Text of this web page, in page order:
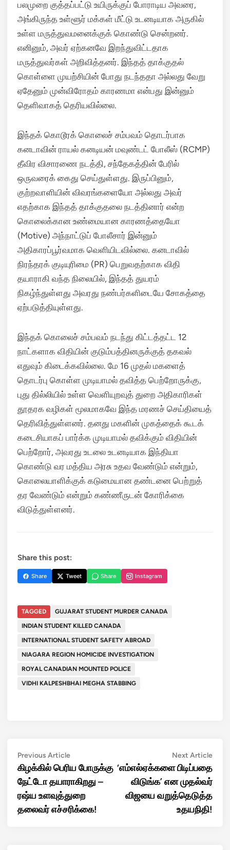
பலமுறை குத்தப்பட்டு உயிருக்குப் போராடிய அவரை,
அங்கிருந்த உள்ளூர் மக்கள் மீட்டு உடனடியாக அருகில்
உள்ள மருத்துவமனைக்குக் கொண்டு சென்றனர்.
எனினும், அவர் ஏற்கனவே இறந்துவிட்டதாக
மருத்துவர்கள் அறிவித்தனர். இந்தத் தாக்குதல்
கொள்ளை முயற்சியின் போது நடந்ததா அல்லது வேறு
ஏதேனும் முன்விரோதம் காரணமா என்பது இன்னும்
தெளிவாகத் தெரியவில்லை.
இந்தக் கொடூரக் கொலைச் சம்பவம் தொடர்பாக
கனடாவின் ராயல் கனடியன் மவுண்டட் போலீஸ் (RCMP)
தீவிர விசாரணை நடத்தி, சந்தேகத்தின் பேரில்
ஒருவரைக் கைது செய்துள்ளது. இருப்பினும்,
குற்றவாளியின் விவரங்களையோ அல்லது அவர்
எதற்காக இந்தத் தாக்குதலை நடத்தினார் என்ற
கொலைக்கான உண்மையான காரணத்தையோ
(Motive) அந்நாட்டுப் போலீசார் இன்னும்
அதிகாரப்பூர்வமாக வெளியிடவில்லை. கனடாவில்
நிரந்தரக் குடியுரிமை (PR) பெறுவதற்காக விதி
தயாராகி வந்த நிலையில், இந்தத் துயரம்
நிகழ்ந்துள்ளது அவரது நண்பர்களிடையே சோகத்தை
ஏற்படுத்தியுள்ளது.
இந்தக் கொலைச் சம்பவம் நடந்து கிட்டத்தட்ட 12
நாட்களாக விதியின் குடும்பத்தினருக்குத் தகவல்
எதுவும் கிடைக்கவில்லை. மே 16 முதல் மகளைத்
தொடர்பு கொள்ள முடியாமல் தவித்த பெற்றோருக்கு,
புது தில்லியில் உள்ள வெளியுறவுத் துறை அதிகாரிகள்
தூதரக வழிகள் மூலமாகவே இந்த மரணச் செய்தியைத்
தெரிவித்துள்ளனர். தனது மகளின் முகத்தைக் கூடக்
கடைசியாகப் பார்க்க முடியாமல் தவிக்கும் விதியின்
பெற்றோர், அவரது உடலை உடனடியாக இந்தியா
கொண்டு வர மத்திய அரசு உதவ வேண்டும் என்றும்,
கொலையாளிக்குக் கடுமையான தண்டனை பெற்றுத்
தர வேண்டும் என்றும் கண்ணீருடன் கோரிக்கை
விடுத்துள்ளனர்.
Share this post:
Share Tweet Share Instagram
TAGGED
GUJARAT STUDENT MURDER CANADA
INDIAN STUDENT KILLED CANADA
INTERNATIONAL STUDENT SAFETY ABROAD
NIAGARA REGION HOMICIDE INVESTIGATION
ROYAL CANADIAN MOUNTED POLICE
VIDHI KALPESHBHAI MEGHA STABBING
Post
navigation
Previous ArticlePrevious
article:
கிழக்கில் பெரிய போருக்கு
நேட்டோ தயாராகிறது –
ரஷ்ய உளவுத்துறை
தலைவர் எச்சரிக்கை!
Next ArticleNext
‘எம்எல்ஏக்களை பிடிப்பதை
விடுங்க’ என முதல்வர்
விஜயை வறுத்தெடுத்த
உதயநிதி!